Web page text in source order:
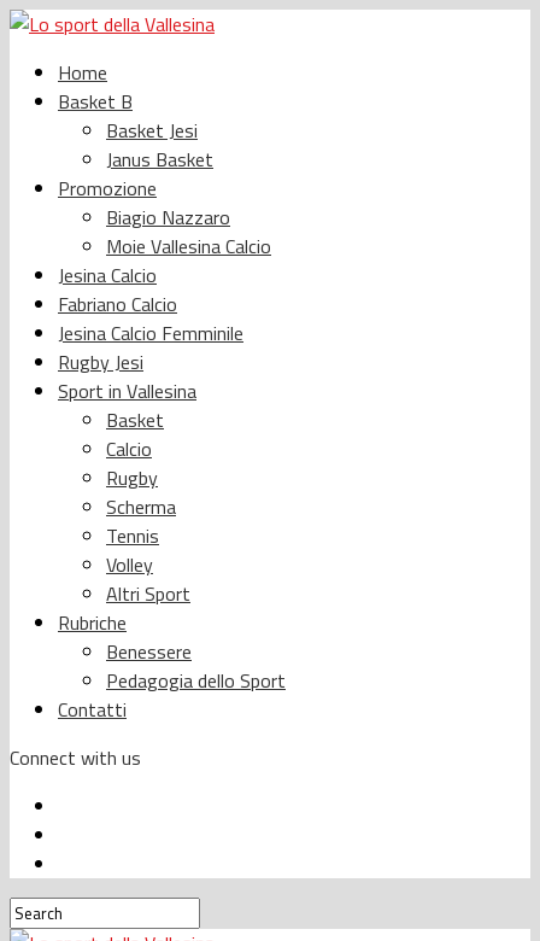
Home
Basket B
Basket Jesi
Janus Basket
Promozione
Biagio Nazzaro
Moie Vallesina Calcio
Jesina Calcio
Fabriano Calcio
Jesina Calcio Femminile
Rugby Jesi
Sport in Vallesina
Basket
Calcio
Rugby
Scherma
Tennis
Volley
Altri Sport
Rubriche
Benessere
Pedagogia dello Sport
Contatti
Connect with us